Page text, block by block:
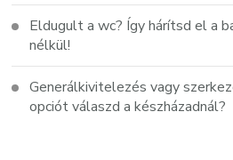
Eldugult a wc? Így hárítsd el a
nélkül!
Generálkivitelezés vagy
opciót válaszd a készházadnál?